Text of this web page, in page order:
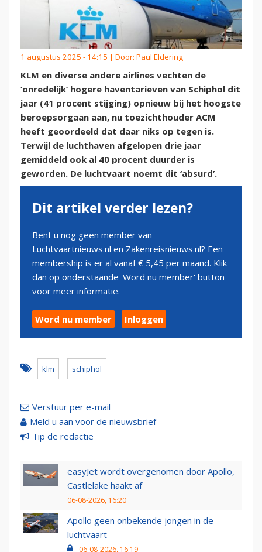
1 augustus 2025 - 14:15 | Door: Paul Eldering
KLM en diverse andere airlines vechten de
‘onredelijk’ hogere haventarieven van Schiphol dit
jaar (41 procent stijging) opnieuw bij het hoogste
beroepsorgaan aan, nu toezichthouder ACM
heeft geoordeeld dat daar niks op tegen is.
Terwijl de luchthaven afgelopen drie jaar
gemiddeld ook al 40 procent duurder is
geworden. De luchtvaart noemt dit ‘absurd’.
Dit artikel verder lezen?
Bent u nog geen member van
Luchtvaartnieuws.nl en Zakenreisnieuws.nl? Een
membership is er al vanaf € 5,45 per maand. Klik
dan op onderstaande 'Word nu member' button
voor meer informatie.
Word nu member Inloggen
klm schiphol
Verstuur per e-mail
Meld u aan voor de nieuwsbrief
Tip de redactie
easyJet wordt overgenomen door Apollo,
Castlelake haakt af
06-08-2026, 16:20
Apollo geen onbekende jongen in de
luchtvaart
06-08-2026, 16:19